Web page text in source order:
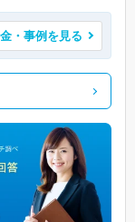
・事例を見る